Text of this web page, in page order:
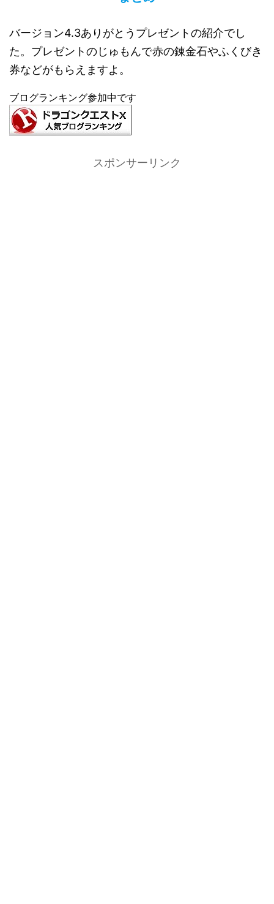
バージョン4.3ありがとうプレゼントの紹介でし
た。プレゼントのじゅもんで赤の錬金石やふくびき
券などがもらえますよ。
ブログランキング参加中です
スポンサーリンク